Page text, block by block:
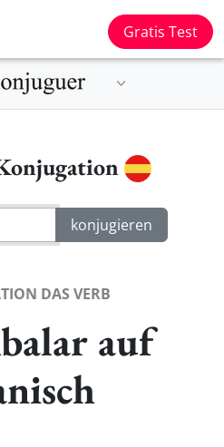
Gratis Test
DAS VERB
auf